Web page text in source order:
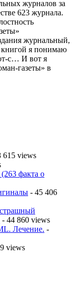
журналов за
623 журнала.
журнальный,
книгой я понимаю
с… И вот я
газеты» в
615 views
факта о
- 45 406
- 44 860 views
Лечение. -
views